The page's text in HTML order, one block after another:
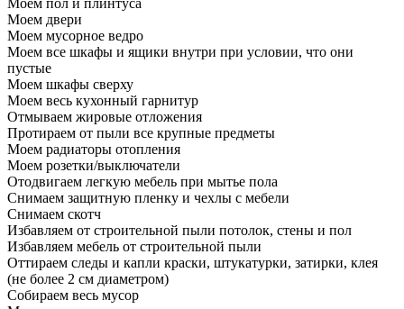
Моем пол и плинтуса
Моем двери
Моем мусорное ведро
Моем все шкафы и ящики внутри при условии, что они
пустые
Моем шкафы сверху
Моем весь кухонный гарнитур
Отмываем жировые отложения
Протираем от пыли все крупные предметы
Моем радиаторы отопления
Моем розетки/выключатели
Отодвигаем легкую мебель при мытье пола
Снимаем защитную пленку и чехлы с мебели
Снимаем скотч
Избавляем от строительной пыли потолок, стены и пол
Избавляем мебель от строительной пыли
Оттираем следы и капли краски, штукатурки, затирки, клея
(не более 2 см диаметром)
Собираем весь мусор